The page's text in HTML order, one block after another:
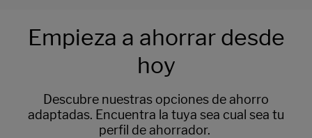
Empieza a ahorrar desde
hoy
Descubre nuestras opciones de ahorro
adaptadas. Encuentra la tuya sea cual sea tu
perfil de ahorrador.